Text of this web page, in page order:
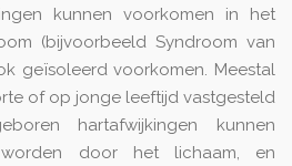
kunnen voorkomen in het
(bijvoorbeeld Syndroom van
geïsoleerd voorkomen. Meestal
of op jonge leeftijd vastgesteld
hartafwijkingen kunnen
door het lichaam, en